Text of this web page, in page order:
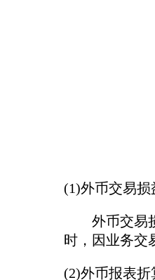
(1)外币交易损
外币交易损
时，因业务交
(2)外币报表折